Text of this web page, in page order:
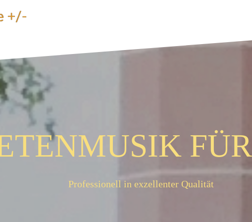
+/-
Professionell in exzellenter Qualität